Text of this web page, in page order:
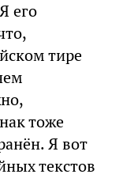
его
тире
тоже
Я вот
текстов